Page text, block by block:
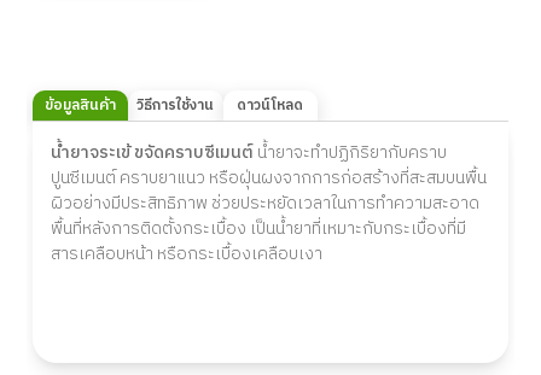
ข้อมูลสินค้า วิธีการใช้งาน ดาวน์โหลด
น้ำยาจระเข้ ขจัดคราบซีเมนต์น้ำยาจะทำปฏิกิริยากับคราบ
ปูนซีเมนต์ คราบยาแนว หรือฝุ่นผงจากการก่อสร้างที่สะสมบนพื้น
ผิวอย่างมีประสิทธิภาพ ช่วยประหยัดเวลาในการทำความสะอาด
พื้นที่หลังการติดตั้งกระเบื้อง เป็นน้ำยาที่เหมาะกับกระเบื้องที่มี
สารเคลือบหน้า หรือกระเบื้องเคลือบเงา